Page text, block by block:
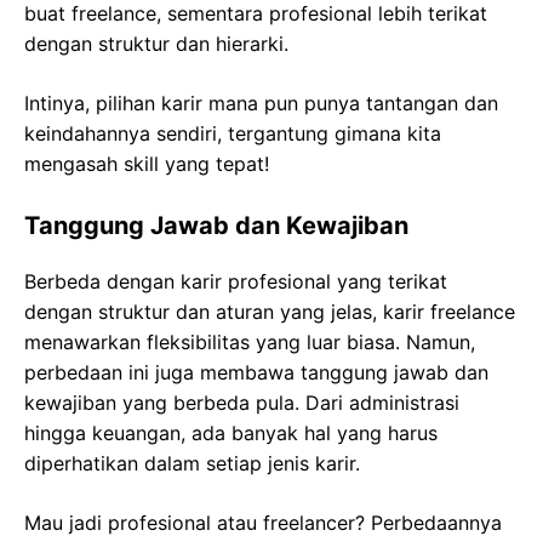
buat freelance, sementara profesional lebih terikat
dengan struktur dan hierarki.
Intinya, pilihan karir mana pun punya tantangan dan
keindahannya sendiri, tergantung gimana kita
mengasah skill yang tepat!
Tanggung Jawab dan Kewajiban
Berbeda dengan karir profesional yang terikat
dengan struktur dan aturan yang jelas, karir freelance
menawarkan fleksibilitas yang luar biasa. Namun,
perbedaan ini juga membawa tanggung jawab dan
kewajiban yang berbeda pula. Dari administrasi
hingga keuangan, ada banyak hal yang harus
diperhatikan dalam setiap jenis karir.
Mau jadi profesional atau freelancer? Perbedaannya